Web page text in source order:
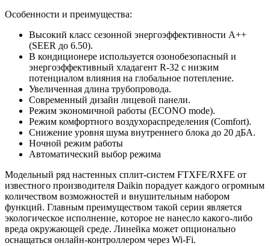
Особенности и преимущества:
Высокий класс сезонной энергоэффективности А++
(SEER до 6.50).
В кондиционере используется озонобезопасный и
энергоэффективный хладагент R-32 с низким
потенциалом влияния на глобальное потепление.
Увеличенная длина трубопровода.
Современный дизайн лицевой панели.
Режим экономичной работы (ECONO mode).
Режим комфортного воздухораспределения (Comfort).
Снижение уровня шума внутреннего блока до 20 дБА.
Ночной режим работы
Автоматический выбор режима
Модельный ряд настенных сплит-систем FTXFE/RXFE от
известного производителя Daikin порадует каждого огромным
количеством возможностей и внушительным набором
функций. Главным преимуществом такой серии является
экологическое исполнение, которое не нанесло какого-либо
вреда окружающей среде. Линейка может опционально
оснащаться онлайн-контроллером через Wi-Fi.